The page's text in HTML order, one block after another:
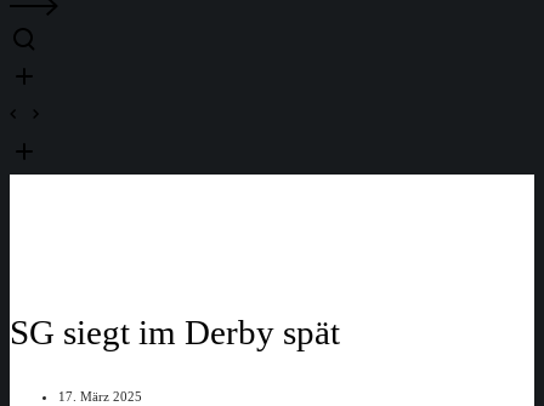
SG siegt im Derby spät
17. März 2025